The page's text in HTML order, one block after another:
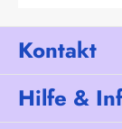
Kontakt
Hilfe &